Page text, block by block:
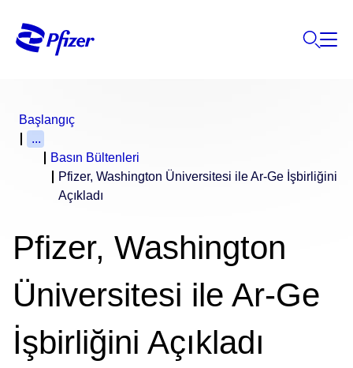
Başlangıç
...
Basın Bültenleri
Pfizer, Washington Üniversitesi ile Ar-Ge İşbirliğini
Açıkladı
Pfizer, Washington
Üniversitesi ile Ar-Ge
İşbirliğini Açıkladı